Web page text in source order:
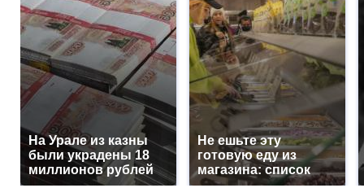
На Урале из казны
были украдены 18
миллионов рублей
Не ешьте эту
готовую еду из
магазина: список